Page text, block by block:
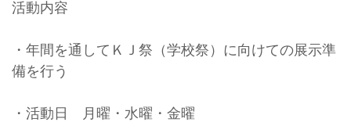
活動内容
・年間を通してＫＪ祭（学校祭）に向けての展示準
備を行う
・活動日 月曜・水曜・金曜